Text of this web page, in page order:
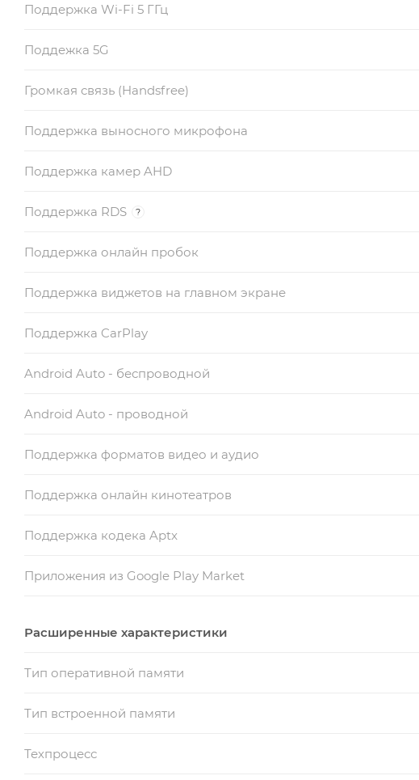
Поддержка Wi-Fi 5 ГГц
Поддежка 5G
Громкая связь (Handsfree)
Поддержка выносного микрофона
Поддержка камер AHD
Поддержка RDS ?
Поддержка онлайн пробок
Поддержка виджетов на главном экране
Поддержка CarPlay
Android Auto - беспроводной
Android Auto - проводной
Поддержка форматов видео и аудио
Поддержка онлайн кинотеатров
Поддержка кодека Aptx
Приложения из Google Play Market
Расширенные характеристики
Тип оперативной памяти
Тип встроенной памяти
Техпроцесс